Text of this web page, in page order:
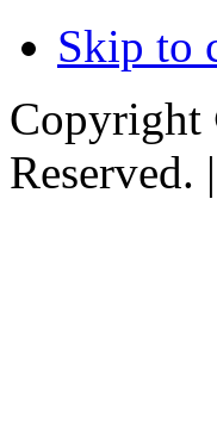
Skip to
Copyright
Reserved. |